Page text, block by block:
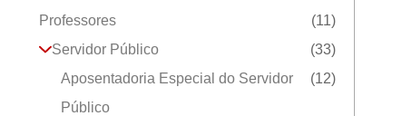
Professores
(11)
Servidor Público
(33)
Aposentadoria Especial do Servidor
Público
(12)